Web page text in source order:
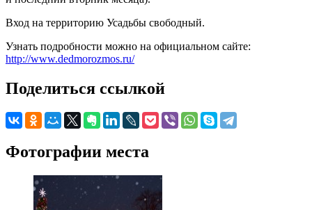
Вход на территорию Усадьбы свободный.
Узнать подробности можно на официальном сайте:
http://www.dedmorozmos.ru/
Поделиться ссылкой
Фотографии места